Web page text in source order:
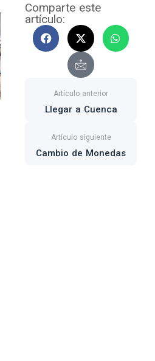
Comparte este
artículo:
F
a
c
k
X
-
t
w
i
t
e
W
h
a
p
I
c
o
n
-
a
i
Llegar a Cuenca
Cambio de Monedas